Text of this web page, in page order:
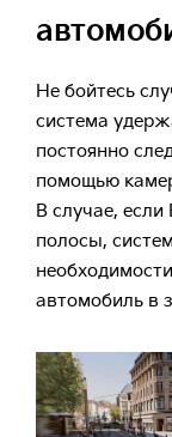
Не бойтесь
система
постоянно
помощью
В случае,
полосы,
автомобиль в